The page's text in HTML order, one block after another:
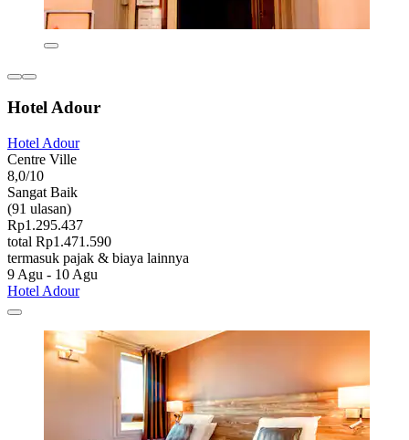
Hotel Adour
Hotel Adour
Centre Ville
8,0/10
Sangat Baik
(91 ulasan)
Rp1.295.437
total Rp1.471.590
termasuk pajak & biaya lainnya
9 Agu - 10 Agu
Hotel Adour